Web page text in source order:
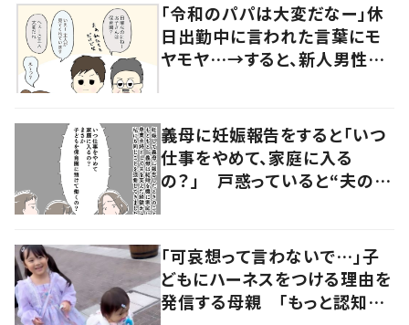
「令和のパパは大変だなー」休
日出勤中に言われた言葉にモ
ヤモヤ…→すると、新人男性社
義母に妊娠報告をすると「いつ
仕事をやめて、家庭に入る
の？」 戸惑っていると“夫の行
「可哀想って言わないで…」子
どもにハーネスをつける理由を
発信する母親 「もっと認知さ